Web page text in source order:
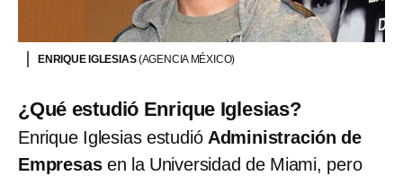
ENRIQUE IGLESIAS(AGENCIA MÉXICO)
¿Qué estudió Enrique Iglesias?
Enrique Iglesias estudió Administración de
Empresasen la Universidad de Miami, pero